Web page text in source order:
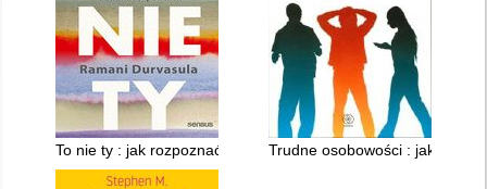
To nie ty : jak rozpoznać narcystycznych ludzi i uwolnić się od
Trudne osobowości : jak radzić